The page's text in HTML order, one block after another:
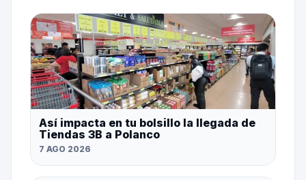
Así impacta en tu bolsillo la llegada de
Tiendas 3B a Polanco
7 AGO 2026